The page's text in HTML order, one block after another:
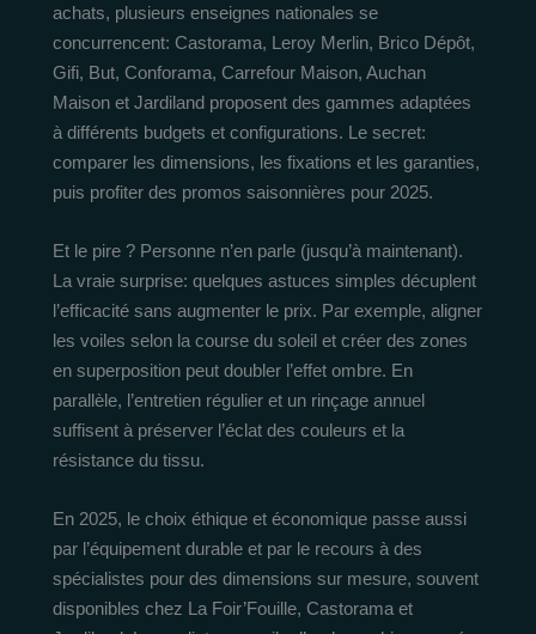
achats, plusieurs enseignes nationales se
concurrencent: Castorama, Leroy Merlin, Brico Dépôt,
Gifi, But, Conforama, Carrefour Maison, Auchan
Maison et Jardiland proposent des gammes adaptées
à différents budgets et configurations. Le secret:
comparer les dimensions, les fixations et les garanties,
puis profiter des promos saisonnières pour 2025.
Et le pire ? Personne n’en parle (jusqu’à maintenant).
La vraie surpri­se: quelques astuces simples décuplent
l’efficacité sans augmenter le prix. Par exemple, aligner
les voiles selon la course du soleil et créer des zones
en superposition peut doubler l’effet ombre. En
parallèle, l’entretien régulier et un rinçage annuel
suffisent à préserver l’éclat des couleurs et la
résistance du tissu.
En 2025, le choix éthique et économique passe aussi
par l’équipement durable et par le recours à des
spécialistes pour des dimensions sur mesure, souvent
disponibles chez La Foir’Fouille, Castorama et